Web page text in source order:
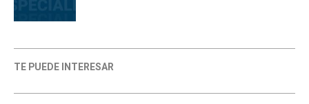
TE PUEDE INTERESAR